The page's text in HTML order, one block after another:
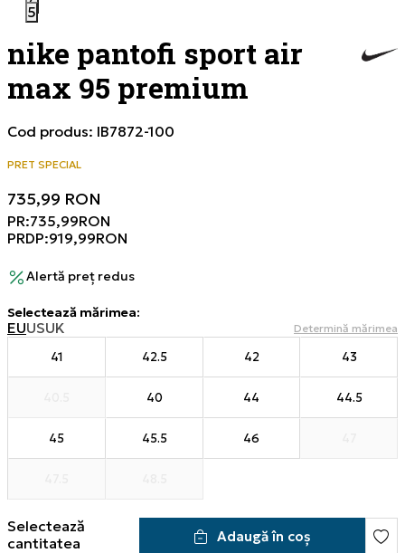
5
nike pantofi sport air
max 95 premium
Cod produs: IB7872-100
PRET SPECIAL
735,99 RON
PR:735,99RON
PRDP:919,99RON
Alertă preț redus
Selectează mărimea:
EUUSUK Determină mărimea
41 42.5 42 43
40 44 44.5
45 45.5 46
Selectează
cantitatea
Adaugă în coș